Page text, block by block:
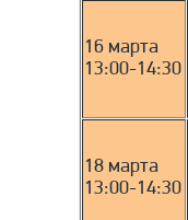
16 марта
13:00-14:30
18 марта
13:00-14:30